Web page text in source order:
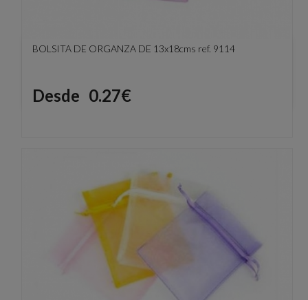
BOLSITA DE ORGANZA DE 13x18cms ref. 9114
Precio
Desde 0.27€